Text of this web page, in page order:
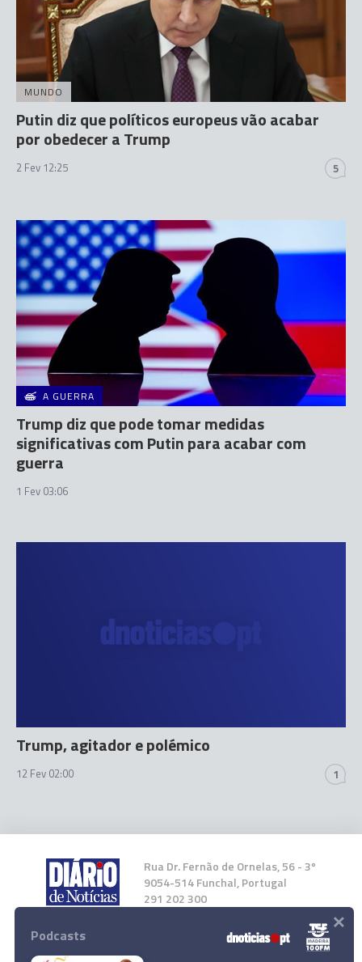
MUNDO
Putin diz que políticos europeus vão acabar
por obedecer a Trump
2 Fev 12:25 5
A GUERRA
Trump diz que pode tomar medidas
significativas com Putin para acabar com
guerra
1 Fev 03:06
Trump, agitador e polémico
12 Fev 02:00 1
Rua Dr. Fernão de Ornelas, 56 - 3º
9054-514 Funchal, Portugal
291 202 300
Instale a nossa App
Podcasts ×